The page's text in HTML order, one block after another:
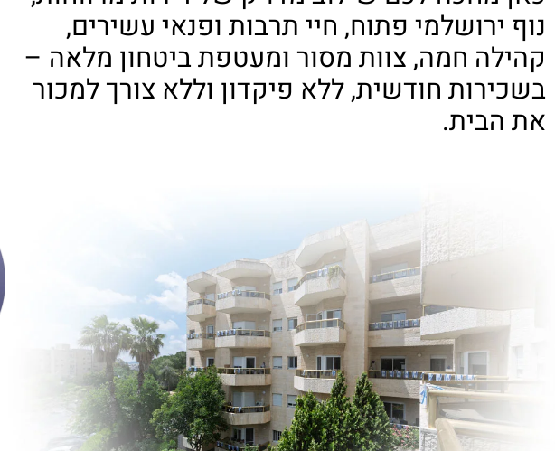
נוף ירושלמי פתוח, חיי תרבות ופנאי עשירים,
קהילה חמה, צוות מסור ומעטפת ביטחון מלאה –
בשכירות חודשית, ללא פיקדון וללא צורך למכור
את הבית.